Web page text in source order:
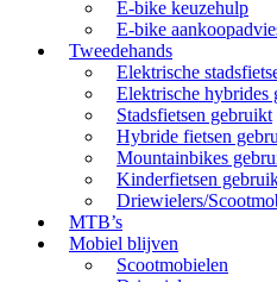
E-bike keuzehulp
E-bike
Tweedehands
Elektrische
Elektrische hybrides
Stadsfietsen gebruikt
Hybride fietsen
Mountainbikes
Kinderfietsen
Driewielers/
MTB’s
Mobiel blijven
Scootmobielen